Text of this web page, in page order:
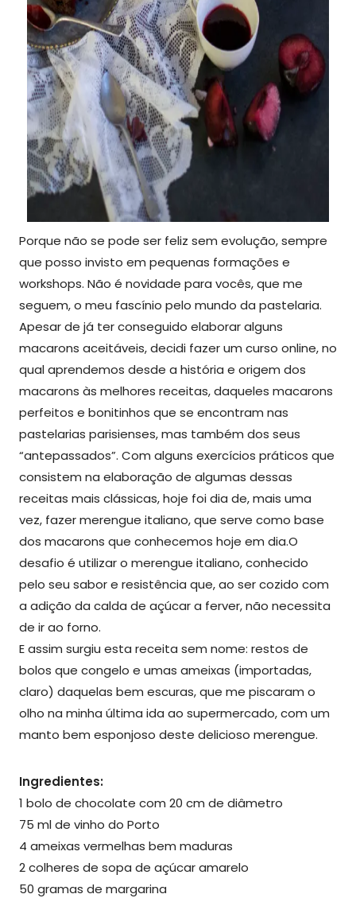
Porque não se pode ser feliz sem evolução, sempre
que posso invisto em pequenas formações e
workshops. Não é novidade para vocês, que me
seguem, o meu fascínio pelo mundo da pastelaria.
Apesar de já ter conseguido elaborar alguns
macarons aceitáveis, decidi fazer um curso online, no
qual aprendemos desde a história e origem dos
macarons às melhores receitas, daqueles macarons
perfeitos e bonitinhos que se encontram nas
pastelarias parisienses, mas também dos seus
“antepassados”. Com alguns exercícios práticos que
consistem na elaboração de algumas dessas
receitas mais clássicas, hoje foi dia de, mais uma
vez, fazer merengue italiano, que serve como base
dos macarons que conhecemos hoje em dia.O
desafio é utilizar o merengue italiano, conhecido
pelo seu sabor e resistência que, ao ser cozido com
a adição da calda de açúcar a ferver, não necessita
de ir ao forno.
E assim surgiu esta receita sem nome: restos de
bolos que congelo e umas ameixas (importadas,
claro) daquelas bem escuras, que me piscaram o
olho na minha última ida ao supermercado, com um
manto bem esponjoso deste delicioso merengue.
Ingredientes:
1 bolo de chocolate com 20 cm de diâmetro
75 ml de vinho do Porto
4 ameixas vermelhas bem maduras
2 colheres de sopa de açúcar amarelo
50 gramas de margarina